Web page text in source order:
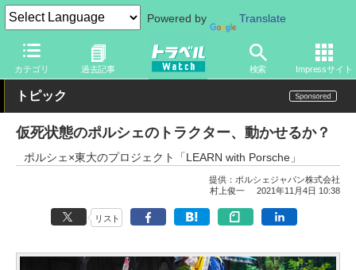
Powered by Translate
カテゴリ 過去記事 検索 Impressサイト
トラベル Watch 地域 国内旅行 北海道
トピック
仮死状態のポルシェのトラクター、動かせるか？
ポルシェ×東大のプロジェクト「LEARN with Porsche」
提供： ポルシェジャパン株式会社
村上俊一
2021年11月4日 10:38
リスト